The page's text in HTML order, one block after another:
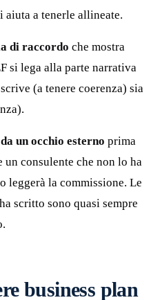
a tenerle allineate.
di raccordo che mostra
si lega alla parte narrativa
(a tenere coerenza) sia
un occhio esterno prima
un consulente che non lo ha
leggerà la commissione. Le
scritto sono quasi sempre
business plan